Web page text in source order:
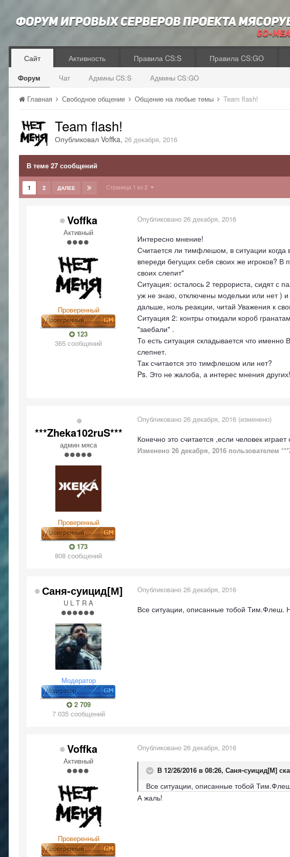
Сайт
Форум Чат Админы CS:S Админы CS:GO
Активность Правила CS:S Правила CS:GO
Главная Свободное общение Общение на любые темы Team flash!
Team flash!
Опубликовал Voffka, 26 декабря, 2016
В теме 27 сообщений
1 2 ДАЛЕЕ Страница 1 из 2
Voffka
Активный
Проверенный
123
365 сообщений
Опубликовано 26 декабря, 2016
Интересно мнение!
Считается ли тимфлешом, в ситуации
впереди бегущих себя своих же игроков? В
своих слепит"
Ситуация: осталось 2 террориста, сидят с
уж не знаю, отключены модельки или нет )
дальше, ноль реакции, читай Уважения к
Ситуация 2: контры откидали короб
"заебали" .
То есть ситуация складывается что
слепнет.
Так считается это тимфлешом или нет?
Ps. Это не жалоба, а интерес мнения других!
***Zheka102ruS***
админ мяса
Проверенный
173
808 сообщений
Опубликовано 26 декабря, 2016 (изменено)
Конечно это считается ,если человек
Изменено 26 декабря, 2016 пользователем
Саня-суицид[М]
U L T R A
Модератор
2 709
7 035 сообщений
Опубликовано 26 декабря, 2016
Все ситуации, описанные тобой Тим.Флеш.
Voffka
Активный
Проверенный
Опубликовано 26 декабря, 2016
В 12/26/2016 в 08:26, Саня-суицид[М]
Все ситуации, описанные тобой
А жаль!